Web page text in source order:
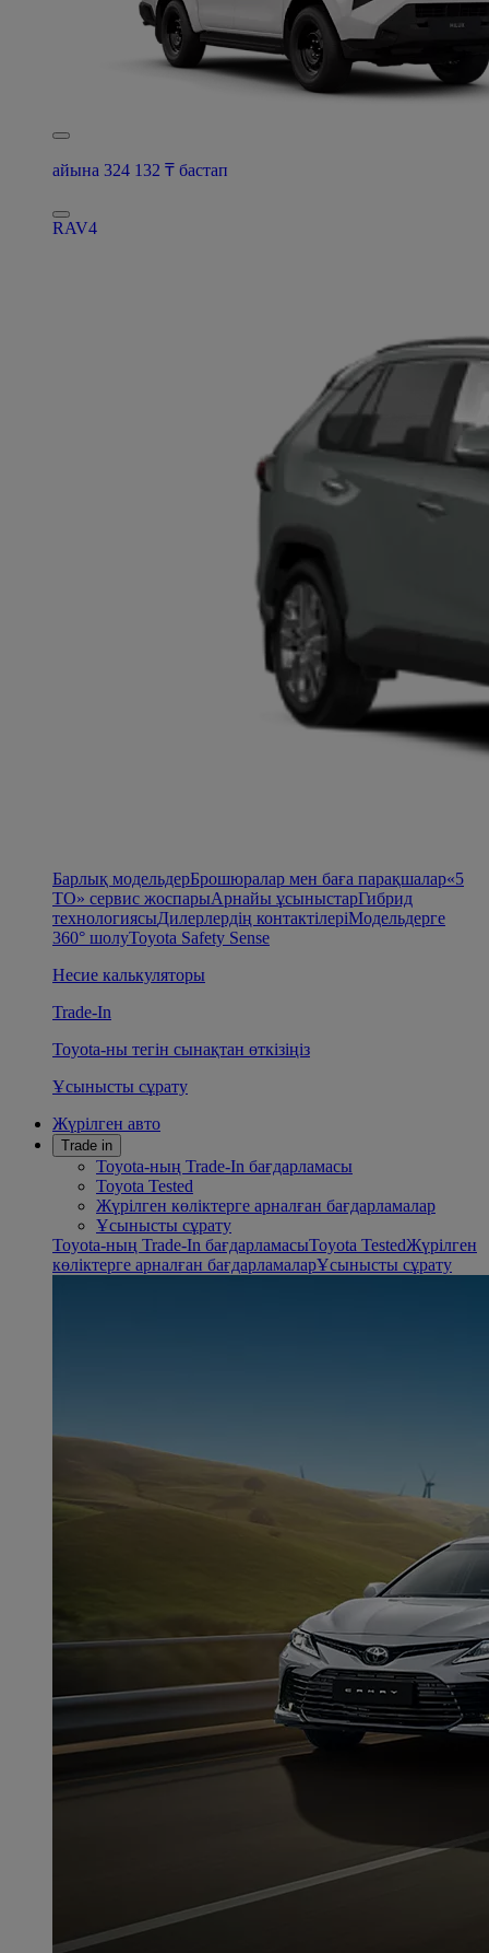
айына 324 132 ₸ бастап
RAV4
Барлық модельдерБрошюралар мен баға парақшалар«5
ТО» сервис жоспарыАрнайы ұсыныстарГибрид
технологиясыДилерлердің контактілеріМодельдерге
360° шолуToyota Safety Sense
Несие калькуляторы
Trade-In
Toyota-ны тегін сынақтан өткізіңіз
Ұсынысты сұрату
Жүрілген авто
Trade in
Toyota-ның Trade-In бағдарламасы
Toyota Tested
Жүрілген көліктерге арналған бағдарламалар
Ұсынысты сұрату
Toyota-ның Trade-In бағдарламасыToyota TestedЖүрілген
көліктерге арналған бағдарламаларҰсынысты сұрату